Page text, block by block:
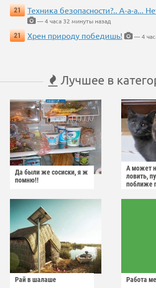
21
Техника безопасности?.. А-а-а...
— 4 часа 32 минуты назад
21
Хрен природу победишь! — 4
Лучшее в
Да были же сосиски, я ж
помню!!
А может
ловить,
поближе
Рай в шалаше Работа